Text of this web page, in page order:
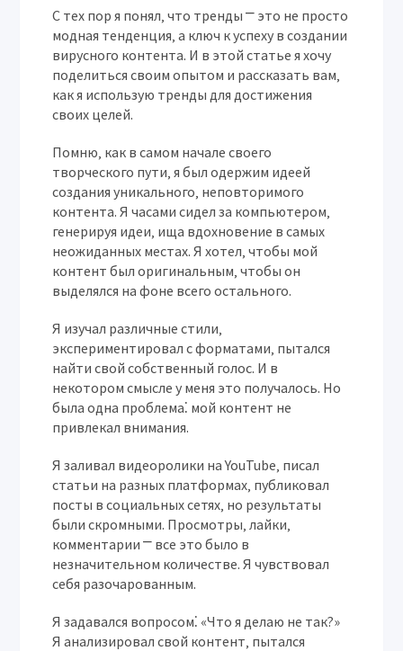
С тех пор я понял‚ что тренды ⎻ это не просто
модная тенденция‚ а ключ к успеху в создании
вирусного контента. И в этой статье я хочу
поделиться своим опытом и рассказать вам‚
как я использую тренды для достижения
своих целей.
Помню‚ как в самом начале своего
творческого пути‚ я был одержим идеей
создания уникального‚ неповторимого
контента. Я часами сидел за компьютером‚
генерируя идеи‚ ища вдохновение в самых
неожиданных местах. Я хотел‚ чтобы мой
контент был оригинальным‚ чтобы он
выделялся на фоне всего остального.
Я изучал различные стили‚
экспериментировал с форматами‚ пытался
найти свой собственный голос. И в
некотором смысле у меня это получалось. Но
была одна проблема⁚ мой контент не
привлекал внимания.
Я заливал видеоролики на YouTube‚ писал
статьи на разных платформах‚ публиковал
посты в социальных сетях‚ но результаты
были скромными. Просмотры‚ лайки‚
комментарии ⎻ все это было в
незначительном количестве. Я чувствовал
себя разочарованным.
Я задавался вопросом⁚ «Что я делаю не так?»
Я анализировал свой контент‚ пытался